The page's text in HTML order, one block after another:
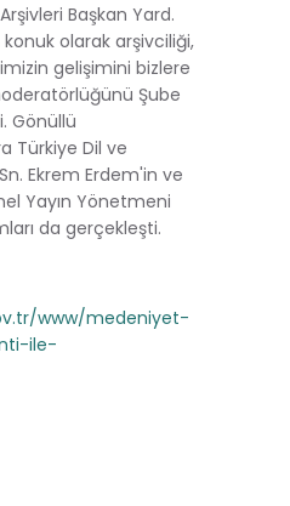
Başkan Yard.
konuk olarak arşivciliği,
gelişimini bizlere
Şube
Gönüllü
Türkiye Dil ve
Ekrem Erdem'in ve
Yayın Yönetmeni
da gerçekleşti.
www/medeniyet-
ile-